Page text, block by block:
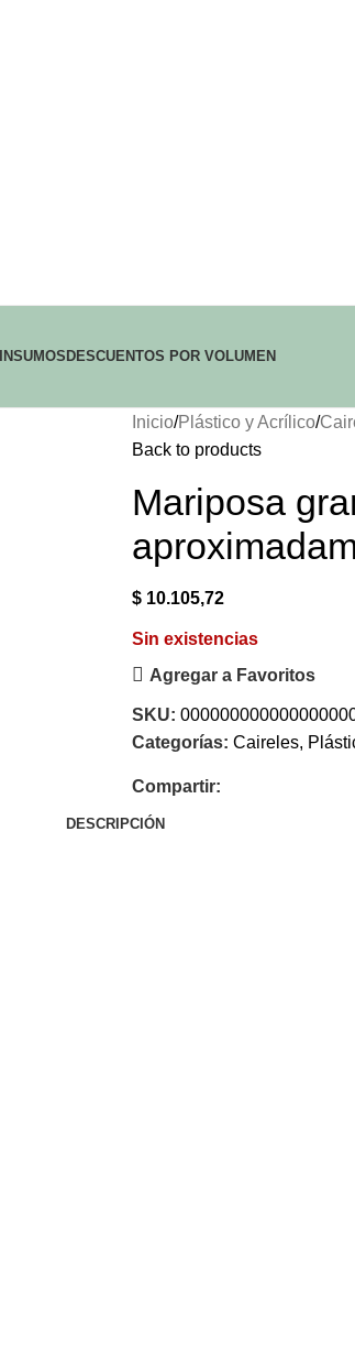
INSUMOS DESCUENTOS POR VOLUMEN
Inicio Plástico y Acrílico
Back to products
Mariposa
$ 10.105,72
Sin existencias
Agregar a Favoritos
SKU:
Categorías: Caireles,
Compartir:
DESCRIPCIÓN